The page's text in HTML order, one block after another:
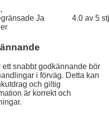
Ja 4.0 av 5
snabbt godkännande bör
i förväg. Detta kan
och giltig
är korrekt och